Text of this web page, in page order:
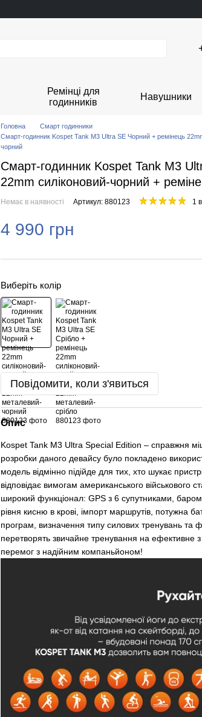
Ремінці для
годинників
Навушники
Головна
Смарт годинники
Смарт-годинник Kospet Tank М3 Ultra SE Чорний + ремінець
чорний
Смарт-годинник Kospet Tank М3
22mm силіконовий-чорний +
Немає в наявності Артикул: 880123 1
4 990 грн
Виберіть колір
Повідомити, коли з'явиться
Опис
Kospet Tank M3 Ultra Special Edition – справжня
розробки даного девайсу було покладено
модель відмінно підійде для тих, хто шукає
відповідає вимогам американського військового
широкий функціонал: GPS з 6 супутниками,
рівня кисню в крові, імпорт маршрутів, потужна
програм, визначення типу силових тренувань та
перетворять звичайне тренування на ефективне
перемог з надійним компаньйоном!